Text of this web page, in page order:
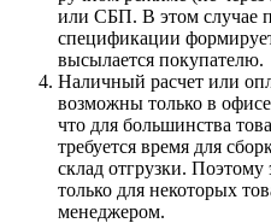
или СБП. В этом случае
спецификации
высылается покупателю.
Наличный расчет или
возможны только в
что для большинства
требуется время для
склад отгрузки.
только для некоторых
менеджером.